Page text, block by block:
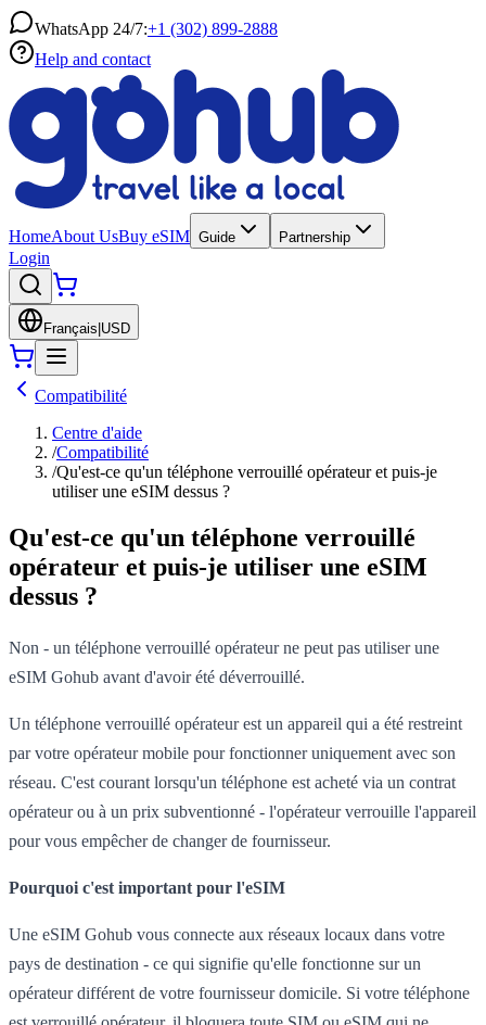
WhatsApp 24/7:+1 (302) 899-2888
Help and contact
HomeAbout UsBuy eSIM Guide Partnership
Login
Français USD
Compatibilité
Centre d'aide
/Compatibilité
/Qu'est-ce qu'un téléphone verrouillé opérateur et puis-je
utiliser une eSIM dessus ?
Qu'est-ce qu'un téléphone verrouillé
opérateur et puis-je utiliser une eSIM
dessus ?
Non - un téléphone verrouillé opérateur ne peut pas utiliser une
eSIM Gohub avant d'avoir été déverrouillé.
Un téléphone verrouillé opérateur est un appareil qui a été restreint
par votre opérateur mobile pour fonctionner uniquement avec son
réseau. C'est courant lorsqu'un téléphone est acheté via un contrat
opérateur ou à un prix subventionné - l'opérateur verrouille l'appareil
pour vous empêcher de changer de fournisseur.
Pourquoi c'est important pour l'eSIM
Une eSIM Gohub vous connecte aux réseaux locaux dans votre
pays de destination - ce qui signifie qu'elle fonctionne sur un
opérateur différent de votre fournisseur domicile. Si votre téléphone